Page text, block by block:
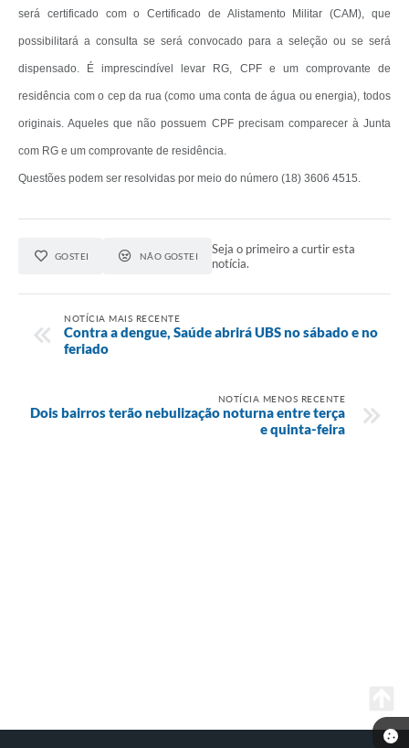
será certificado com o Certificado de Alistamento Militar (CAM), que
possibilitará a consulta se será convocado para a seleção ou se será
dispensado. É imprescindível levar RG, CPF e um comprovante de
residência com o cep da rua (como uma conta de água ou energia), todos
originais. Aqueles que não possuem CPF precisam comparecer à Junta
com RG e um comprovante de residência.
Questões podem ser resolvidas por meio do número (18) 3606 4515.
GOSTEI NÃO GOSTEI
Seja o primeiro a curtir esta
notícia.
NOTÍCIA MAIS RECENTE
Contra a dengue, Saúde abrirá UBS no sábado e no
feriado
NOTÍCIA MENOS RECENTE
Dois bairros terão nebulização noturna entre terça
e quinta-feira